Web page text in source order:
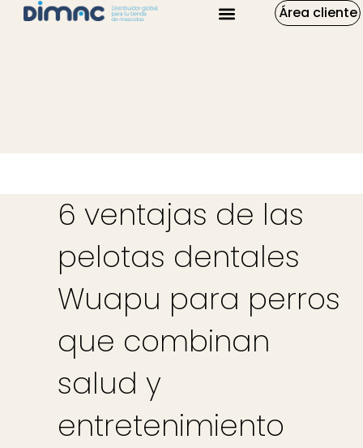
Área cliente
6 ventajas de las
pelotas dentales
Wuapu para perros
que combinan
salud y
entretenimiento